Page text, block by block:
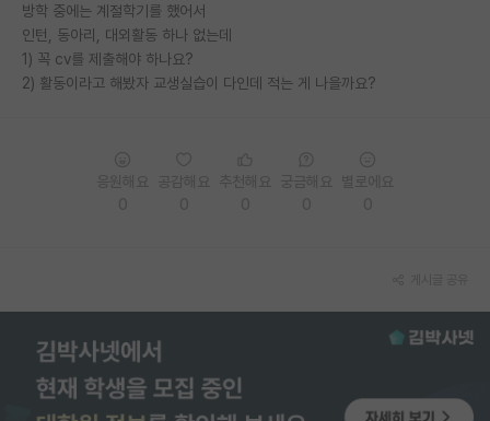
임용 정보 게시판
학부 인턴 게시판
장학금/장학생 게시판
학술 정보 게시판
방학 중에는 계절학기를 했어서
인턴, 동아리, 대외활동 하나 없는데
1) 꼭 cv를 제출해야 하나요?
2) 활동이라고 해봤자 교생실습이 다인데 적는 게 나을까요?